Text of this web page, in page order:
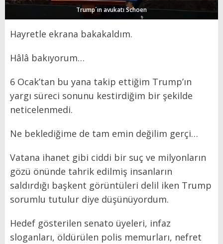
Trump´ın avukatı Schoen
Hayretle ekrana bakakaldım.
Hâlâ bakıyorum…
6 Ocak’tan bu yana takip ettiğim Trump’ın
yargı süreci sonunu kestirdiğim bir şekilde
neticelenmedi.
Ne beklediğime de tam emin değilim gerçi…
Vatana ihanet gibi ciddi bir suç ve milyonların
gözü önünde tahrik edilmiş insanların
saldırdığı başkent görüntüleri delil iken Trump
sorumlu tutulur diye düşünüyordum.
Hedef gösterilen senato üyeleri, infaz
sloganları, öldürülen polis memurları, nefret